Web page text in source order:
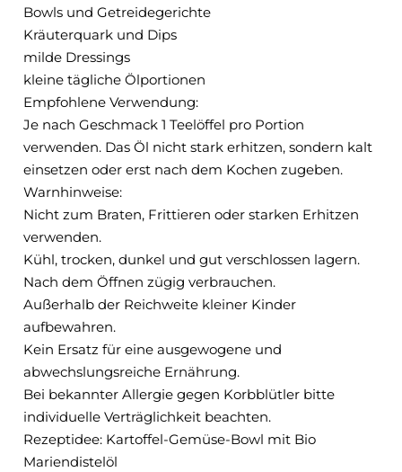
Bowls und Getreidegerichte
Kräuterquark und Dips
milde Dressings
kleine tägliche Ölportionen
Empfohlene Verwendung:
Je nach Geschmack 1 Teelöffel pro Portion
verwenden. Das Öl nicht stark erhitzen, sondern kalt
einsetzen oder erst nach dem Kochen zugeben.
Warnhinweise:
Nicht zum Braten, Frittieren oder starken Erhitzen
verwenden.
Kühl, trocken, dunkel und gut verschlossen lagern.
Nach dem Öffnen zügig verbrauchen.
Außerhalb der Reichweite kleiner Kinder
aufbewahren.
Kein Ersatz für eine ausgewogene und
abwechslungsreiche Ernährung.
Bei bekannter Allergie gegen Korbblütler bitte
individuelle Verträglichkeit beachten.
Rezeptidee: Kartoffel-Gemüse-Bowl mit Bio
Mariendistelöl